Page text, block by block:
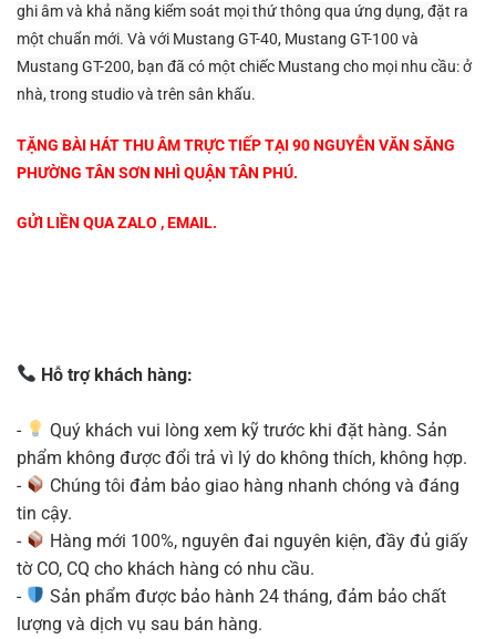
ghi âm và khả năng kiểm soát mọi thứ thông qua ứng dụng, đặt ra
một chuẩn mới. Và với Mustang GT-40, Mustang GT-100 và
Mustang GT-200, bạn đã có một chiếc Mustang cho mọi nhu cầu: ở
nhà, trong studio và trên sân khấu.
TẶNG BÀI HÁT THU ÂM TRỰC TIẾP TẠI 90 NGUYỄN VĂN SĂNG
PHƯỜNG TÂN SƠN NHÌ QUẬN TÂN PHÚ.
GỬI LIỀN QUA ZALO , EMAIL.
Hỗ trợ khách hàng:
-
Quý khách vui lòng xem kỹ trước khi đặt hàng. Sản
phẩm không được đổi trả vì lý do không thích, không hợp.
-
Chúng tôi đảm bảo giao hàng nhanh chóng và đáng
tin cậy.
-
Hàng mới 100%, nguyên đai nguyên kiện, đầy đủ giấy
tờ CO, CQ cho khách hàng có nhu cầu.
-
Sản phẩm được bảo hành 24 tháng, đảm bảo chất
lượng và dịch vụ sau bán hàng.